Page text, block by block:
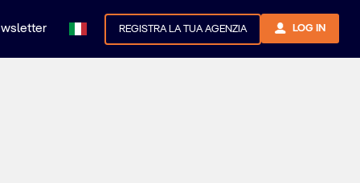
REGISTRA LA TUA AGENZIA LOG IN